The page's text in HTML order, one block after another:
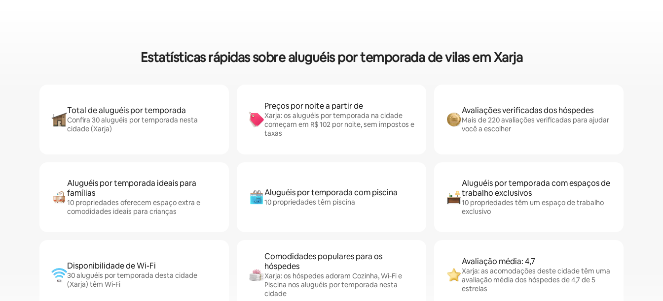
Estatísticas rápidas sobre aluguéis por temporada de vilas em Xarja
Total de aluguéis por temporada
Confira 30 aluguéis por temporada nesta
cidade (Xarja)
Preços por noite a partir de
Xarja: os aluguéis por temporada na cidade
começam em R$ 102 por noite, sem impostos e
taxas
Avaliações verificadas dos hóspedes
Mais de 220 avaliações verificadas para ajudar
você a escolher
Aluguéis por temporada ideais para
famílias
10 propriedades oferecem espaço extra e
comodidades ideais para crianças
Aluguéis por temporada com piscina
10 propriedades têm piscina
Aluguéis por temporada com espaços de
trabalho exclusivos
10 propriedades têm um espaço de trabalho
exclusivo
Disponibilidade de Wi-Fi
30 aluguéis por temporada desta cidade
(Xarja) têm Wi-Fi
Comodidades populares para os
hóspedes
Xarja: os hóspedes adoram Cozinha, Wi-Fi e
Piscina nos aluguéis por temporada nesta
cidade
Avaliação média: 4,7
Xarja: as acomodações deste cidade têm uma
avaliação média dos hóspedes de 4,7 de 5
estrelas